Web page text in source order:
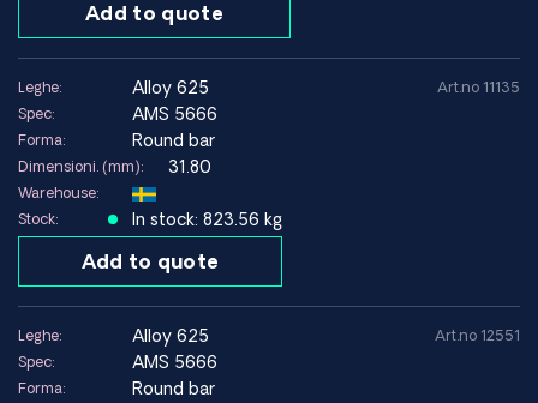
Add to quote
Leghe: alloy 625
Spec: AMS 5666
Forma: Round bar
Dimensioni. (mm): 31.80
Warehouse:
Stock:
In stock: 823.56 kg
Add to quote
Art.no 11135
Leghe: alloy 625
Spec: AMS 5666
Forma: Round bar
Art.no 12551